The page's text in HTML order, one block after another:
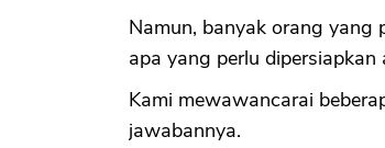
Namun, banyak orang yang
apa yang perlu
Kami mewawancarai
jawabannya.